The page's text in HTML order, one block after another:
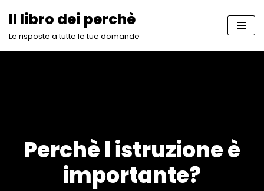
Vai
Il libro dei perchè
Le risposte a tutte le tue domande
Perchè l istruzione è
importante?